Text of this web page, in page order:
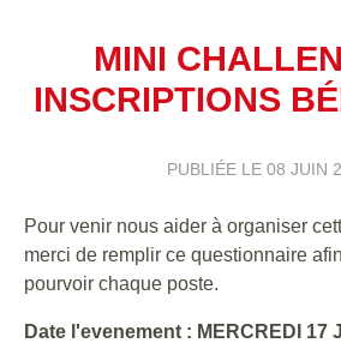
MINI
INSCRIPTIONS
PUBLIÉE LE 08 JUIN
Pour venir nous aider à organiser
merci de remplir ce questionnaire
pourvoir chaque poste.
Date l'evenement : MERCREDI 17